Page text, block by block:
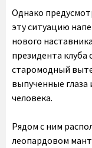
Однако
эту ситуацию
нового
президента
старомодный
выпученные глаза
человека.
Рядом с ним
леопардовом